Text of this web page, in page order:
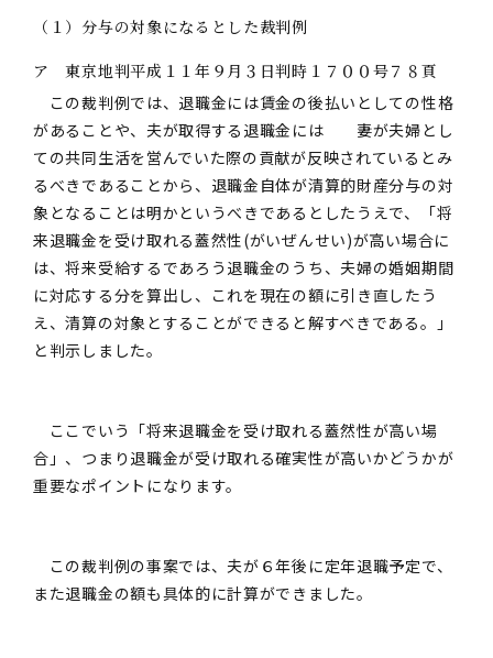
（１）分与の対象になるとした裁判例
ア 東京地判平成１１年９月３日判時１７００号７８頁
この裁判例では、退職金には賃金の後払いとしての性格
があることや、夫が取得する退職金には 妻が夫婦とし
ての共同生活を営んでいた際の貢献が反映されているとみ
るべきであることから、退職金自体が清算的財産分与の対
象となることは明かというべきであるとしたうえで、「将
来退職金を受け取れる蓋然性(がいぜんせい)が高い場合に
は、将来受給するであろう退職金のうち、夫婦の婚姻期間
に対応する分を算出し、これを現在の額に引き直したう
え、清算の対象とすることができると解すべきである。」
と判示しました。
ここでいう「将来退職金を受け取れる蓋然性が高い場
合」、つまり退職金が受け取れる確実性が高いかどうかが
重要なポイントになります。
この裁判例の事案では、夫が６年後に定年退職予定で、
また退職金の額も具体的に計算ができました。